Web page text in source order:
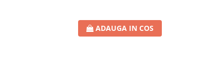
ADAUGA IN COS